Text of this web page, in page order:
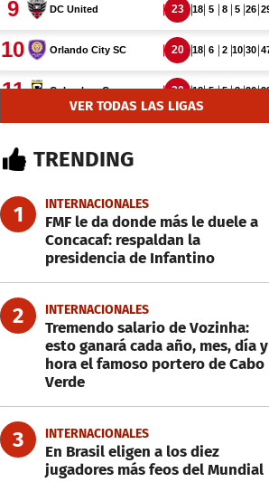
VER TODAS LAS LIGAS
TRENDING
1 INTERNACIONALES
FMF le da donde más le duele a
Concacaf: respaldan la
presidencia de Infantino
2 INTERNACIONALES
Tremendo salario de Vozinha:
esto ganará cada año, mes, día y
hora el famoso portero de Cabo
Verde
3 INTERNACIONALES
En Brasil eligen a los diez
jugadores más feos del Mundial